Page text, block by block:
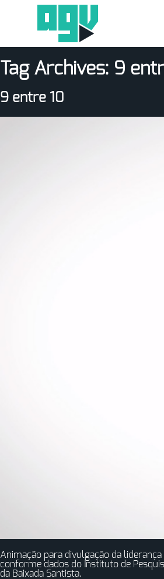
Tag Archives: 9
9 entre 10
Animação para divulgação da
conforme dados do Instituto de
da Baixada Santista.